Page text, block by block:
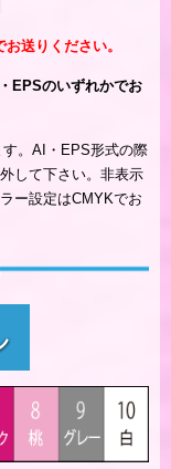
お送りください。
EPSのいずれかでお
。AI・EPS形式の際
して下さい。非表示
ー設定はCMYKでお